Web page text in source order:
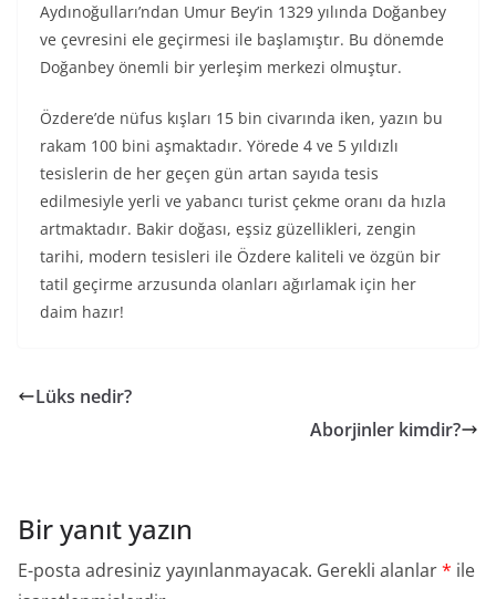
Aydınoğulları’ndan Umur Bey’in 1329 yılında Doğanbey
ve çevresini ele geçirmesi ile başlamıştır. Bu dönemde
Doğanbey önemli bir yerleşim merkezi olmuştur.
Özdere’de nüfus kışları 15 bin civarında iken, yazın bu
rakam 100 bini aşmaktadır. Yörede 4 ve 5 yıldızlı
tesislerin de her geçen gün artan sayıda tesis
edilmesiyle yerli ve yabancı turist çekme oranı da hızla
artmaktadır. Bakir doğası, eşsiz güzellikleri, zengin
tarihi, modern tesisleri ile Özdere kaliteli ve özgün bir
tatil geçirme arzusunda olanları ağırlamak için her
daim hazır!
Lüks nedir?
Aborjinler kimdir?
Bir yanıt yazın
E-posta adresiniz yayınlanmayacak. Gerekli alanlar* ile